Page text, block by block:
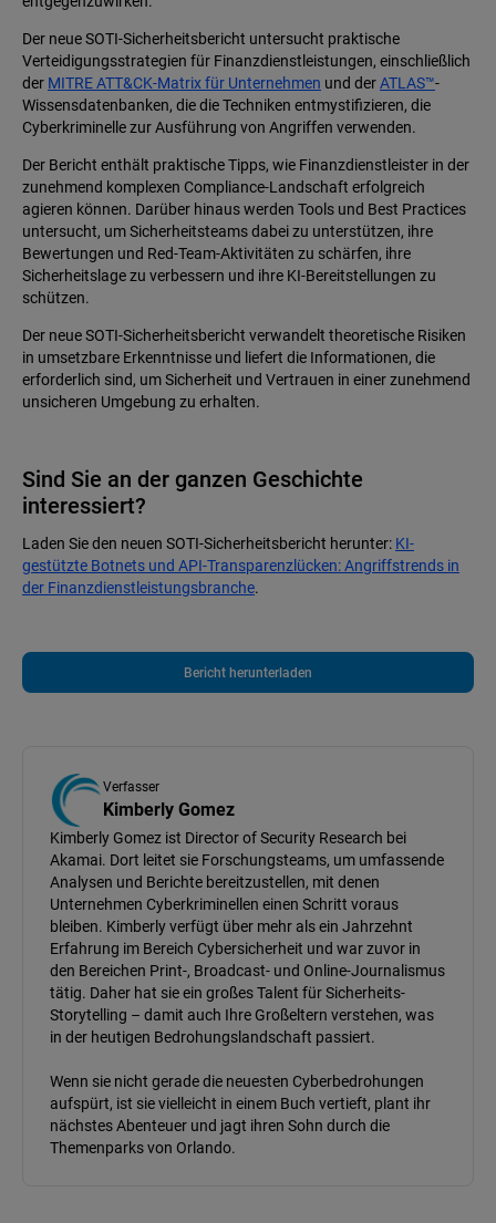
Der neue SOTI-Sicherheitsbericht untersucht praktische
Verteidigungsstrategien für Finanzdienstleistungen, einschließlich
der MITRE ATT&CK-Matrix für Unternehmen und derATLAS™-
Wissensdatenbanken, die die Techniken entmystifizieren, die
Cyberkriminelle zur Ausführung von Angriffen verwenden.
Der Bericht enthält praktische Tipps, wie Finanzdienstleister in der
zunehmend komplexen Compliance-Landschaft erfolgreich
agieren können. Darüber hinaus werden Tools und Best Practices
untersucht, um Sicherheitsteams dabei zu unterstützen, ihre
Bewertungen und Red-Team-Aktivitäten zu schärfen, ihre
Sicherheitslage zu verbessern und ihre KI-Bereitstellungen zu
schützen.
Der neue SOTI-Sicherheitsbericht verwandelt theoretische Risiken
in umsetzbare Erkenntnisse und liefert die Informationen, die
erforderlich sind, um Sicherheit und Vertrauen in einer zunehmend
unsicheren Umgebung zu erhalten.
Sind Sie an der ganzen Geschichte
interessiert?
Laden Sie den neuen SOTI-Sicherheitsbericht herunter: KI-
gestützte Botnets und API-Transparenzlücken: Angriffstrends in
der Finanzdienstleistungsbranche.
Bericht herunterladen
Verfasser
Kimberly Gomez
Kimberly Gomez ist Director of Security Research bei
Akamai. Dort leitet sie Forschungsteams, um umfassende
Analysen und Berichte bereitzustellen, mit denen
Unternehmen Cyberkriminellen einen Schritt voraus
bleiben. Kimberly verfügt über mehr als ein Jahrzehnt
Erfahrung im Bereich Cybersicherheit und war zuvor in
den Bereichen Print-, Broadcast- und Online-Journalismus
tätig. Daher hat sie ein großes Talent für Sicherheits-
Storytelling – damit auch Ihre Großeltern verstehen, was
in der heutigen Bedrohungslandschaft passiert.
Wenn sie nicht gerade die neuesten Cyberbedrohungen
aufspürt, ist sie vielleicht in einem Buch vertieft, plant ihr
nächstes Abenteuer und jagt ihren Sohn durch die
Themenparks von Orlando.